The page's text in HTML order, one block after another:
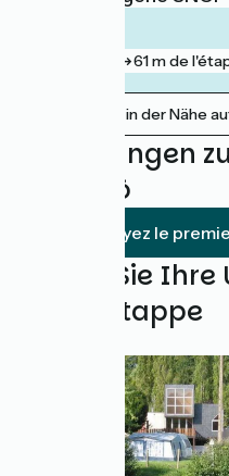
61 m de
Bahnhöfe in der Nähe
Bewertungen
Saint-Lô
Soyez le
Finden Sie
dieser Etappe